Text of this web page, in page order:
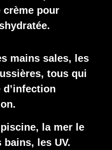
crème pour
mains sales, les
tous qui
la mer le
bains, les UV.